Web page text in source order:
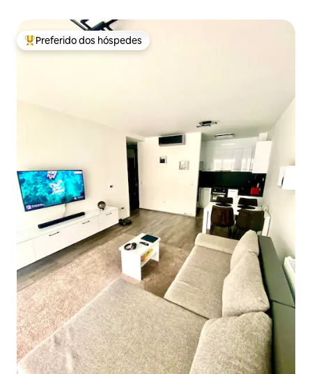
Entre os melhores preferidos dos hóspedes
Preferido dos hóspedes